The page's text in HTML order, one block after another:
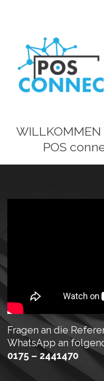
POS
Fragen an die
WhatsApp an
0175 – 2441470